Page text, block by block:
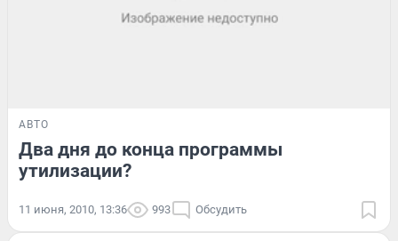
АВТО
Два дня до конца программы
утилизации?
11 июня, 2010, 13:36 993 Обсудить